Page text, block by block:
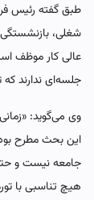
طبق گفته رئیس
شغلی،
عالی کار موظف
جلسه‌ای ندارند
وی می‌گوید:
جامعه نیست و
هیچ تناسبی با